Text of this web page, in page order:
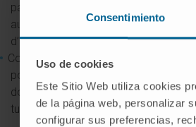
Consentimiento
Uso de cookies
Este Sitio Web utiliza cookies
de la página web, personalizar
configurar sus preferencias,
patients atteints d’un cancer colorectal
au moyen de l’application
d’intelligence artificielle ».
Collaboration à l’inclusion de patients
pour des essais cliniques dans le
domaine du cancer du sein et des
tumeurs gynécologiques.